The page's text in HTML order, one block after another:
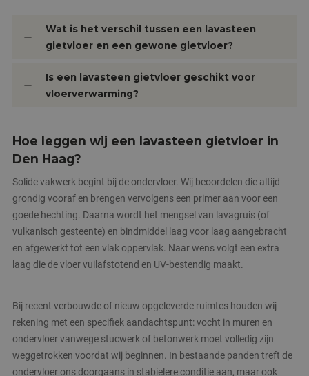
Wat is het verschil tussen een lavasteen
gietvloer en een gewone gietvloer?
Is een lavasteen gietvloer geschikt voor
vloerverwarming?
Hoe leggen wij een lavasteen gietvloer in
Den Haag?
Solide vakwerk begint bij de ondervloer. Wij beoordelen die altijd
grondig vooraf en brengen vervolgens een primer aan voor een
goede hechting. Daarna wordt het mengsel van lavagruis (of
vulkanisch gesteente) en bindmiddel laag voor laag aangebracht
en afgewerkt tot een vlak oppervlak. Naar wens volgt een extra
laag die de vloer vuilafstotend en UV-bestendig maakt.
Bij recent verbouwde of nieuw opgeleverde ruimtes houden wij
rekening met een specifiek aandachtspunt: vocht in muren en
ondervloer vanwege stucwerk of betonwerk moet volledig zijn
weggetrokken voordat wij beginnen. In bestaande panden treft de
ondervloer ons doorgaans in stabielere conditie aan, maar ook